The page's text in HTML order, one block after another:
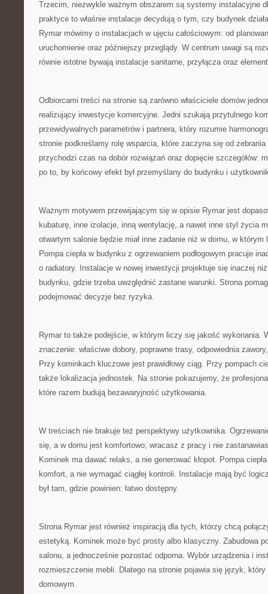
Trzecim, niezwykle ważnym obszarem są systemy instalacyjne
praktyce to właśnie instalacje decydują o tym, czy budynek
Rymar mówimy o instalacjach w ujęciu całościowym: od
uruchomienie oraz późniejszy przeglądy. W centrum uwagi są
równie istotne bywają instalacje sanitarne, przyłącza oraz
Odbiorcami treści na stronie są zarówno właściciele domów
realizujący inwestycje komercyjne. Jedni szukają przytulnego
przewidywalnych parametrów i partnera, który rozumie
stronie podkreślamy rolę wsparcia, które zaczyna się od zebrania
przychodzi czas na dobór rozwiązań oraz dopięcie szczegółów:
po to, by końcowy efekt był przemyślany do budynku i
Ważnym motywem przewijającym się w opisie Rymar jest
kubaturę, inne izolacje, inną wentylację, a nawet inne styl życia
otwartym salonie będzie miał inne zadanie niż w domu, w
Pompa ciepła w budynku z ogrzewaniem podłogowym pracuje
o radiatory. Instalacje w nowej inwestycji projektuje się inaczej
budynku, gdzie trzeba uwzględnić zastane warunki. Strona
podejmować decyzje bez ryzyka.
Rymar to także podejście, w którym liczy się jakość wykonania.
znaczenie: właściwe dobory, poprawne trasy, odpowiednia
Przy kominkach kluczowe jest prawidłowy ciąg. Przy pompach
także lokalizacja jednostek. Na stronie pokazujemy, że
które razem budują bezawaryjność użytkowania.
W treściach nie brakuje też perspektywy użytkownika.
się, a w domu jest komfortowo; wracasz z pracy i nie
Kominek ma dawać relaks, a nie generować kłopot. Pompa
komfort, a nie wymagać ciągłej kontroli. Instalacje mają być
był tam, gdzie powinien: łatwo dostępny.
Strona Rymar jest również inspiracją dla tych, którzy chcą
estetyką. Kominek może być prosty albo klasyczny. Zabudowa
salonu, a jednocześnie pozostać odporna. Wybór urządzenia i
rozmieszczenie mebli. Dlatego na stronie pojawia się język,
domowym.